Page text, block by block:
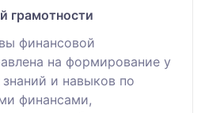
грамотности
финансовой
на формирование у
и навыков по
финансами,